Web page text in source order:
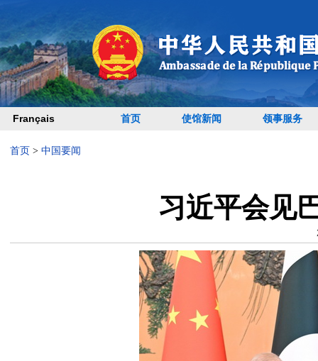
Français 首页 使馆新闻 领事服务
首页 > 中国要闻
习近平会见